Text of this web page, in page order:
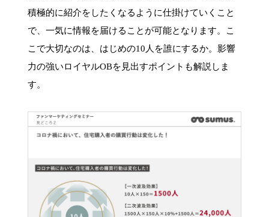
積極的に紹介をしたくなるように仕掛けていくこと
で、一気に情報を届けることが可能となります。こ
こで大切なのは、はじめの10人を誰にするか。影響
力の強いロイヤルOBを見出すポイントも解説しま
す。